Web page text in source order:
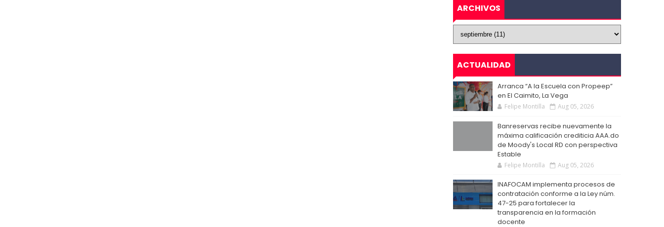
ARCHIVOS
ACTUALIDAD
Arranca “A la Escuela con Propeep”
en El Caimito, La Vega
Felipe Montilla Aug 05, 2026
Banreservas recibe nuevamente la
máxima calificación crediticia AAA.do
de Moody's Local RD con perspectiva
Estable
Felipe Montilla Aug 05, 2026
INAFOCAM implementa procesos de
contratación conforme a la Ley núm.
47-25 para fortalecer la
transparencia en la formación
docente